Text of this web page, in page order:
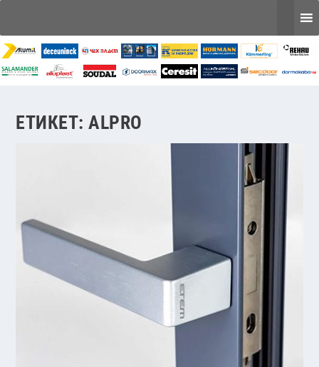
ЕТИКЕТ:ALPRO